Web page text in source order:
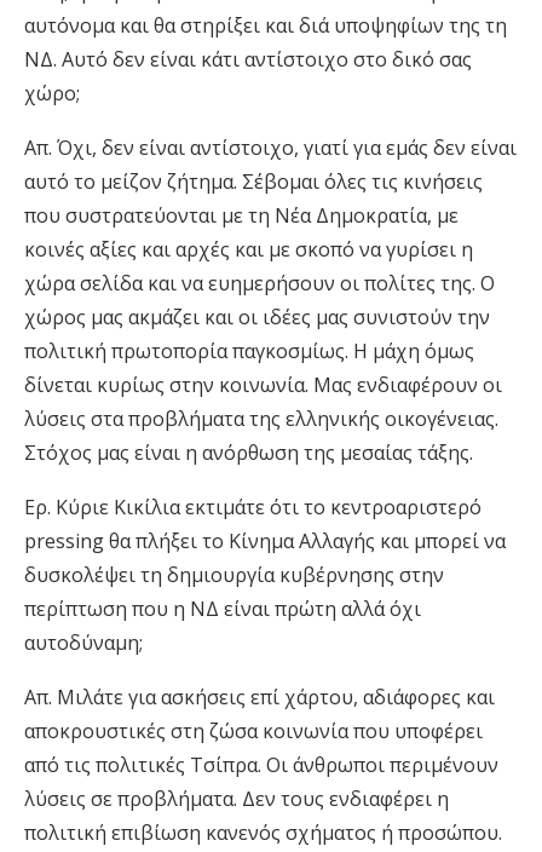
αυτόνομα και θα στηρίξει και διά υποψηφίων της τη
ΝΔ. Αυτό δεν είναι κάτι αντίστοιχο στο δικό σας
χώρο;
Απ. Όχι, δεν είναι αντίστοιχο, γιατί για εμάς δεν είναι
αυτό το μείζον ζήτημα. Σέβομαι όλες τις κινήσεις
που συστρατεύονται με τη Νέα Δημοκρατία, με
κοινές αξίες και αρχές και με σκοπό να γυρίσει η
χώρα σελίδα και να ευημερήσουν οι πολίτες της. Ο
χώρος μας ακμάζει και οι ιδέες μας συνιστούν την
πολιτική πρωτοπορία παγκοσμίως. Η μάχη όμως
δίνεται κυρίως στην κοινωνία. Μας ενδιαφέρουν οι
λύσεις στα προβλήματα της ελληνικής οικογένειας.
Στόχος μας είναι η ανόρθωση της μεσαίας τάξης.
Ερ. Κύριε Κικίλια εκτιμάτε ότι το κεντροαριστερό
pressing θα πλήξει το Κίνημα Αλλαγής και μπορεί να
δυσκολέψει τη δημιουργία κυβέρνησης στην
περίπτωση που η ΝΔ είναι πρώτη αλλά όχι
αυτοδύναμη;
Απ. Μιλάτε για ασκήσεις επί χάρτου, αδιάφορες και
αποκρουστικές στη ζώσα κοινωνία που υποφέρει
από τις πολιτικές Τσίπρα. Οι άνθρωποι περιμένουν
λύσεις σε προβλήματα. Δεν τους ενδιαφέρει η
πολιτική επιβίωση κανενός σχήματος ή προσώπου.